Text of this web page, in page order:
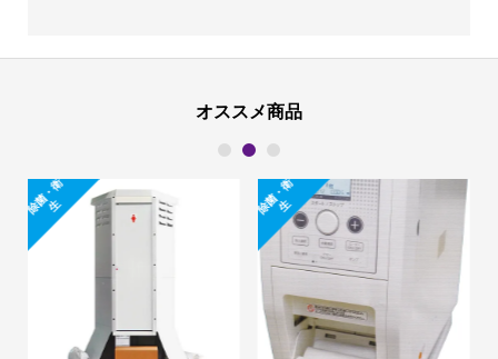
オススメ商品
除
菌
・
衛
生 除
菌
・
衛
生
1 2 3